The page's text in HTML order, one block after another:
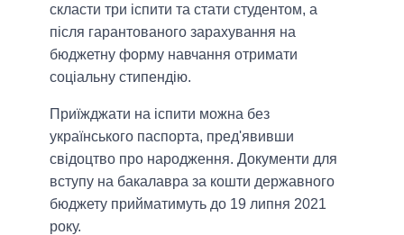
скласти три іспити та стати студентом, а
після гарантованого зарахування на
бюджетну форму навчання отримати
соціальну стипендію.
Приїжджати на іспити можна без
українського паспорта, пред'явивши
свідоцтво про народження. Документи для
вступу на бакалавра за кошти державного
бюджету прийматимуть до 19 липня 2021
року.